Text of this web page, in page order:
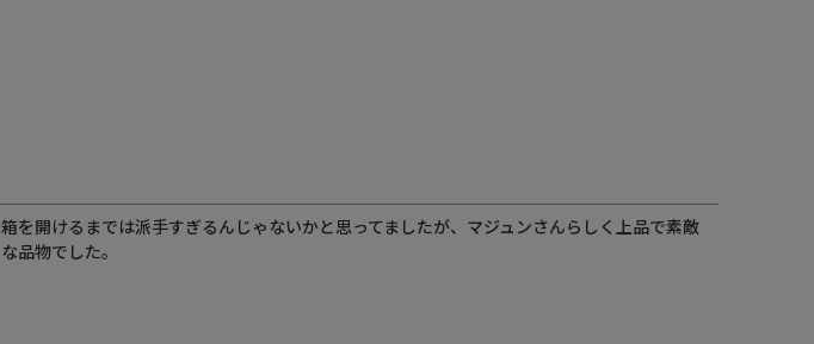
箱を開けるまでは派手すぎるんじゃないかと思ってましたが、マジュンさんらしく上品で素敵
な品物でした。